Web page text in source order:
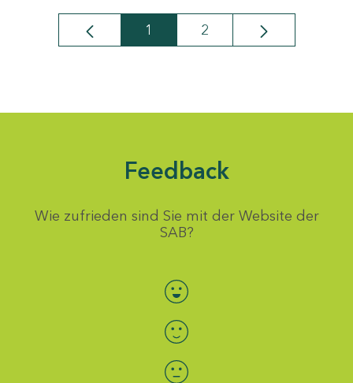
Seite
1 Seite
2
Feedback
Wie zufrieden sind Sie mit der Website der
SAB?
Bewertung auswählen